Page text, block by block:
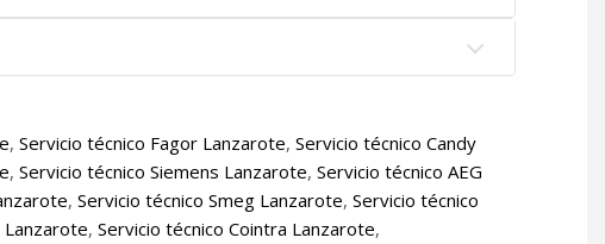
, Servicio técnico Fagor Lanzarote, Servicio técnico Candy
, Servicio técnico Siemens Lanzarote, Servicio técnico AEG
, Servicio técnico Smeg Lanzarote, Servicio técnico
Lanzarote, Servicio técnico Cointra Lanzarote,